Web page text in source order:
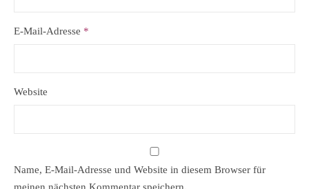
E-Mail-Adresse *
Website
Name, E-Mail-Adresse und Website in diesem Browser für